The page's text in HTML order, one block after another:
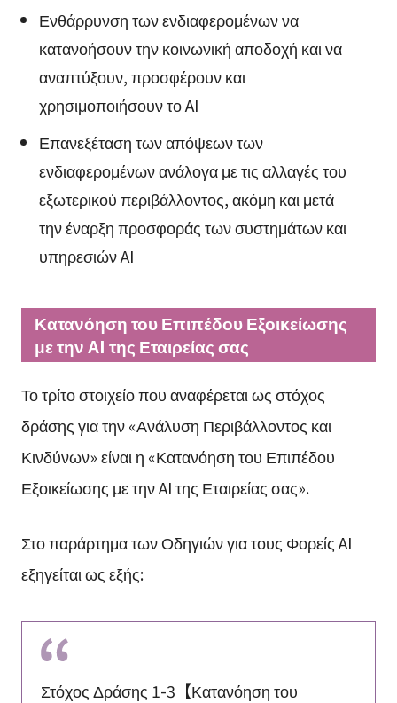
Ενθάρρυνση των ενδιαφερομένων να
κατανοήσουν την κοινωνική αποδοχή και να
αναπτύξουν, προσφέρουν και
χρησιμοποιήσουν το AI
Επανεξέταση των απόψεων των
ενδιαφερομένων ανάλογα με τις αλλαγές του
εξωτερικού περιβάλλοντος, ακόμη και μετά
την έναρξη προσφοράς των συστημάτων και
υπηρεσιών AI
Κατανόηση του Επιπέδου Εξοικείωσης
με την AI της Εταιρείας σας
Το τρίτο στοιχείο που αναφέρεται ως στόχος
δράσης για την «Ανάλυση Περιβάλλοντος και
Κινδύνων» είναι η «Κατανόηση του Επιπέδου
Εξοικείωσης με την AI της Εταιρείας σας».
Στο παράρτημα των Οδηγιών για τους Φορείς AI
εξηγείται ως εξής:
Στόχος Δράσης 1-3【Κατανόηση του